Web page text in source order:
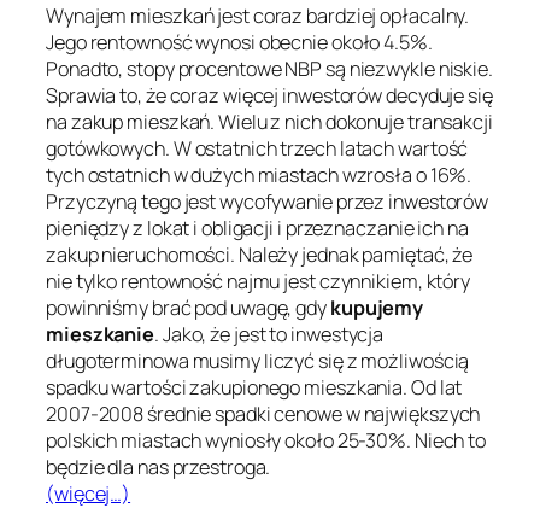
Wynajem mieszkań jest coraz bardziej opłacalny.
Jego rentowność wynosi obecnie około 4.5%.
Ponadto, stopy procentowe NBP są niezwykle niskie.
Sprawia to, że coraz więcej inwestorów decyduje się
na zakup mieszkań. Wielu z nich dokonuje transakcji
gotówkowych. W ostatnich trzech latach wartość
tych ostatnich w dużych miastach wzrosła o 16%.
Przyczyną tego jest wycofywanie przez inwestorów
pieniędzy z lokat i obligacji i przeznaczanie ich na
zakup nieruchomości. Należy jednak pamiętać, że
nie tylko rentowność najmu jest czynnikiem, który
powinniśmy brać pod uwagę, gdykupujemy
mieszkanie. Jako, że jest to inwestycja
długoterminowa musimy liczyć się z możliwością
spadku wartości zakupionego mieszkania. Od lat
2007-2008 średnie spadki cenowe w największych
polskich miastach wyniosły około 25-30%. Niech to
będzie dla nas przestroga.
(więcej…)